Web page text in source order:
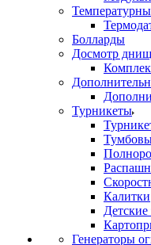
Болларды
Досмотр
Турникеты
Калитки
Генераторы